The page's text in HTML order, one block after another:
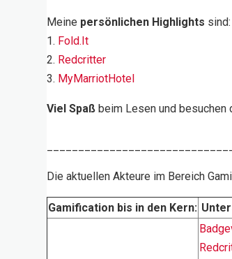
Meine persönlichen Highlights sind:
1. Fold.It
2. Redcritter
3. MyMarriotHotel
Viel Spaß beim Lesen und besuchen
Die aktuellen Akteure im Bereich
Gamification bis in den Kern: